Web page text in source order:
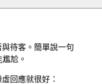
待客。簡單說一句
尬。
回應就很好：